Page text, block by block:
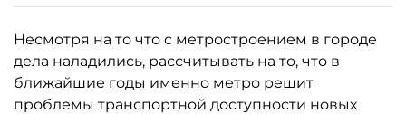
Несмотря на то что с метростроением в городе
дела наладились, рассчитывать на то, что в
ближайшие годы именно метро решит
проблемы транспортной доступности новых